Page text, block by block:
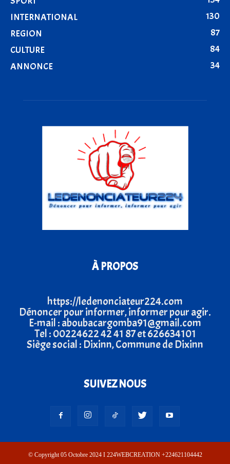
INTERNATIONAL
130
REGION
87
CULTURE
84
ANNONCE
34
À PROPOS
https://ledenonciateur224.com
Dénoncer pour informer, informer pour agir.
E-mail : aboubacargomba91@gmail.com
Tel : 00224622 42 41 87 et 626634101
Siège social : Dixinn, Commune de Dixinn
SUIVEZ NOUS
© Copyright 05 Octobre 2024 I 224WEBCREATION +224621104442